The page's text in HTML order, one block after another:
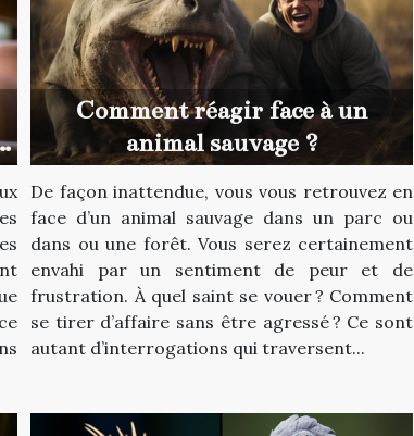
Comment réagir face à un
animal sauvage ?
De façon inattendue, vous vous retrouvez en
face d’un animal sauvage dans un parc ou
dans ou une forêt. Vous serez certainement
envahi par un sentiment de peur et de
frustration. À quel saint se vouer ? Comment
se tirer d’affaire sans être agressé ? Ce sont
autant d’interrogations qui traversent...